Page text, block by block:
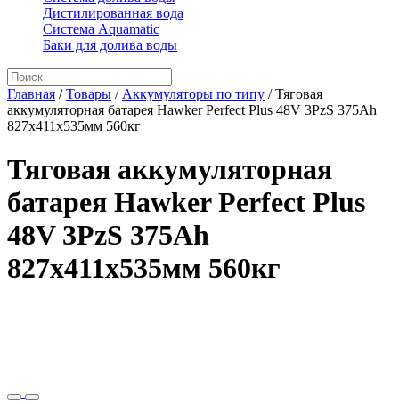
Дистилированная вода
Система Aquamatic
Баки для долива воды
Главная /Товары / Аккумуляторы по типу /Тяговая
аккумуляторная батарея Hawker Perfect Plus 48V 3PzS 375Ah
827x411x535мм 560кг
Тяговая аккумуляторная
батарея Hawker Perfect Plus
48V 3PzS 375Ah
827x411x535мм 560кг